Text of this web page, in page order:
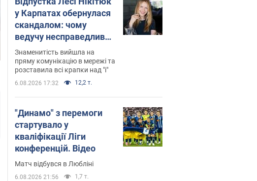
у Карпатах обернулася
скандалом: чому
ведучу несправедливо
захейтили
Знаменитість вийшла на
пряму комунікацію в мережі та
розставила всі крапки над "і"
6.08.2026 17:32 12,2 т.
"Динамо" з перемоги
стартувало у
кваліфікації Ліги
конференцій. Відео
Матч відбувся в Любліні
6.08.2026 21:56 1,7 т.